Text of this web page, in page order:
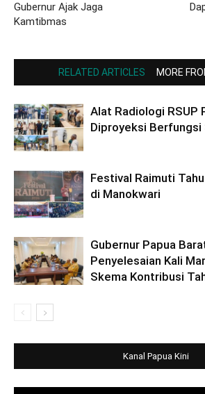
Gubernur Ajak Jaga
Kamtibmas
RELATED ARTICLES MORE
Alat Radiologi RSUP
Diproyeksi
Festival Raimuti
di Manokwari
Gubernur Papua
Penyelesaian Kali
Skema Kontribusi
Kanal Papua Kini